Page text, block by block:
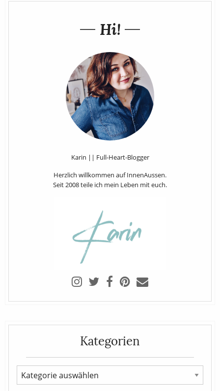
Hi!
Karin || Full-Heart-Blogger
Herzlich willkommen auf InnenAussen.
Seit 2008 teile ich mein Leben mit euch.
Kategorien